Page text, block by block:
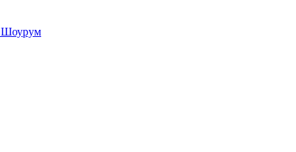
Шоурум